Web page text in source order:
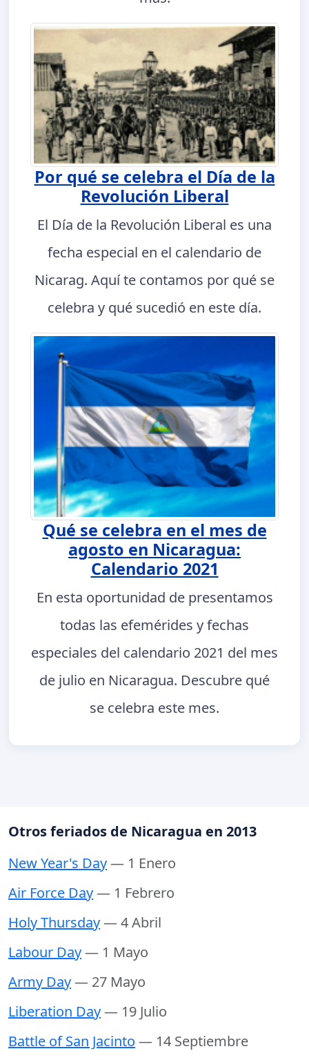
Por qué se celebra el Día de la
Revolución Liberal
El Día de la Revolución Liberal es una
fecha especial en el calendario de
Nicarag. Aquí te contamos por qué se
celebra y qué sucedió en este día.
Qué se celebra en el mes de
agosto en Nicaragua:
Calendario 2021
En esta oportunidad de presentamos
todas las efemérides y fechas
especiales del calendario 2021 del mes
de julio en Nicaragua. Descubre qué
se celebra este mes.
Otros feriados de Nicaragua en 2013
New Year's Day— 1 Enero
Air Force Day— 1 Febrero
Holy Thursday— 4 Abril
Labour Day— 1 Mayo
Army Day— 27 Mayo
Liberation Day— 19 Julio
Battle of San Jacinto — 14 Septiembre